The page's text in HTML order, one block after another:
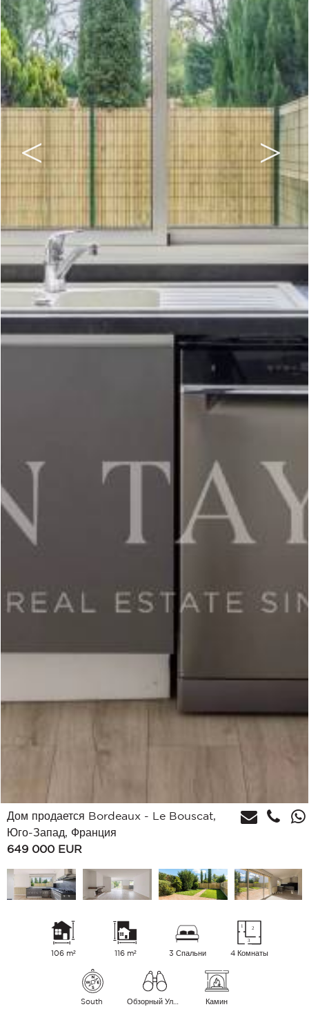
Дом продается Bordeaux - Le Bouscat,
Юго-Запад, Франция
649 000 EUR
106 m² 116 m² 3 Спальни 4 Комнаты
South Камин